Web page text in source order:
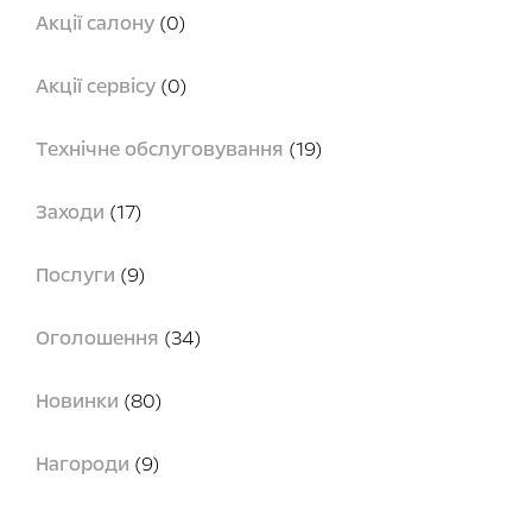
Акції салону (0)
Акції сервісу (0)
Технічне обслуговування (19)
Заходи (17)
Послуги (9)
Оголошення (34)
Новинки (80)
Нагороди (9)